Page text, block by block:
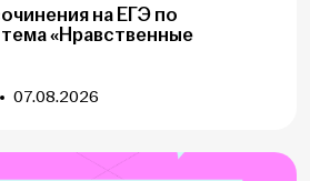
на ЕГЭ по
«Нравственные
07.08.2026